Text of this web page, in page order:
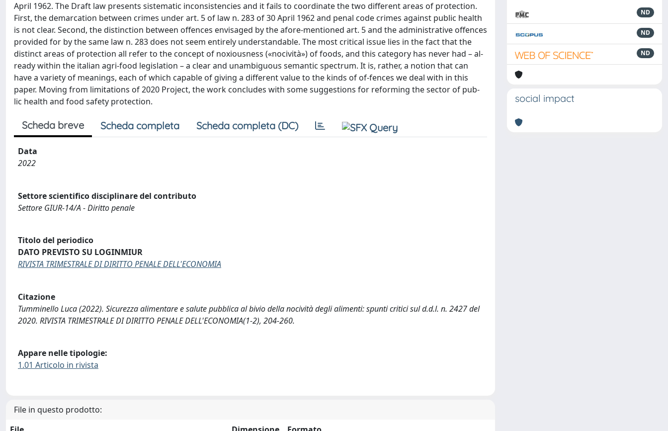
April 1962. The Draft law presents sistematic inconsistencies and it fails to coordinate the two different areas of protection.
First, the demarcation between crimes under art. 5 of law n. 283 of 30 April 1962 and penal code crimes against public health
is not clear. Second, the distinction between offences envisaged by the afore-mentioned art. 5 and the administrative offences
provided for by the same law n. 283 does not seem entirely understandable. The most critical issue lies in the fact that the
distinct areas of protection all refer to the concept of noxiousness («nocività») of foods, and this category has never had – al-
ready within the italian agri-food legislation – a clear and unambiguous semantic spectrum. It is, rather, a notion that can
have a variety of meanings, each of which capable of giving a different value to the kinds of of-fences we deal with in this
paper. Moving from limitations of 2020 Project, the work concludes with some suggestions for reforming the sector of pub-
lic health and food safety protection.
Scheda breve Scheda completa Scheda completa (DC)
Data
2022
Settore scientifico disciplinare del contributo
Settore GIUR-14/A - Diritto penale
Titolo del periodico
DATO PREVISTO SU LOGINMIUR
RIVISTA TRIMESTRALE DI DIRITTO PENALE DELL'ECONOMIA
Citazione
Tumminello Luca (2022). Sicurezza alimentare e salute pubblica al bivio della nocività degli alimenti: spunti critici sul d.d.l. n. 2427 del
2020. RIVISTA TRIMESTRALE DI DIRITTO PENALE DELL'ECONOMIA(1-2), 204-260.
Appare nelle tipologie:
1.01 Articolo in rivista
File in questo prodotto:
ND
ND
ND
social impact